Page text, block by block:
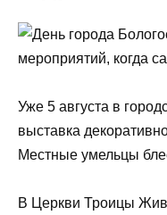
Уже 5 августа в
выставка
Местные умельцы
В Церкви Троицы